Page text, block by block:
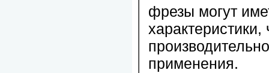
фрезы могут
применения.